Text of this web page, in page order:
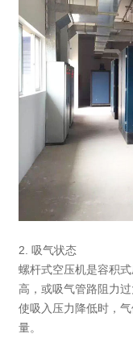
2. 吸气状态
螺杆式空压机是容积
高，或吸气管路阻力
使吸入压力降低时，
量。